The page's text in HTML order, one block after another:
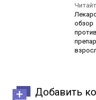
обзор
Добавить